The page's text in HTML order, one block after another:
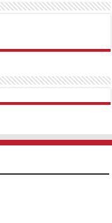
MatadorbetMariobet